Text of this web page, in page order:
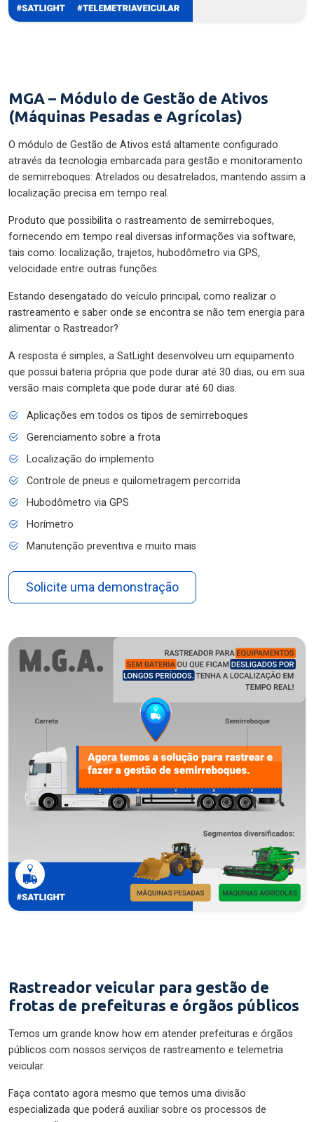
MGA – Módulo de Gestão de Ativos
(Máquinas Pesadas e Agrícolas)
O módulo de Gestão de Ativos está altamente configurado
através da tecnologia embarcada para gestão e monitoramento
de semirreboques: Atrelados ou desatrelados, mantendo assim a
localização precisa em tempo real.
Produto que possibilita o rastreamento de semirreboques,
fornecendo em tempo real diversas informações via software,
tais como: localização, trajetos, hubodômetro via GPS,
velocidade entre outras funções.
Estando desengatado do veículo principal, como realizar o
rastreamento e saber onde se encontra se não tem energia para
alimentar o Rastreador?
A resposta é simples, a SatLight desenvolveu um equipamento
que possui bateria própria que pode durar até 30 dias, ou em sua
versão mais completa que pode durar até 60 dias.
Aplicações em todos os tipos de semirreboques
Gerenciamento sobre a frota
Localização do implemento
Controle de pneus e quilometragem percorrida
Hubodômetro via GPS
Horímetro
Manutenção preventiva e muito mais
Solicite uma demonstração
Rastreador veicular para gestão de
frotas de prefeituras e órgãos públicos
Temos um grande know how em atender prefeituras e órgãos
públicos com nossos serviços de rastreamento e telemetria
veicular.
Faça contato agora mesmo que temos uma divisão
especializada que poderá auxiliar sobre os processos de